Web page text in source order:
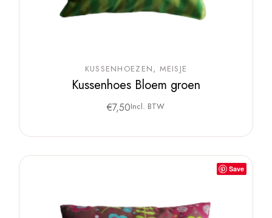
KUSSENHOEZEN MEISJE
Kussenhoes Bloem groen
€7,50Incl. BTW
Save